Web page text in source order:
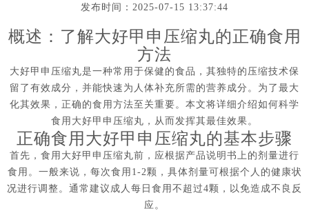
发布时间：2025-07-15 13:37:44
概述：了解大好甲申压缩丸的正确食用
方法
大好甲申压缩丸是一种常用于保健的食品，其独特的压缩技术保
留了有效成分，并能快速为人体补充所需的营养成分。为了最大
化其效果，正确的食用方法至关重要。本文将详细介绍如何科学
食用大好甲申压缩丸，从而发挥其最佳效果。
正确食用大好甲申压缩丸的基本步骤
首先，食用大好甲申压缩丸前，应根据产品说明书上的剂量进行
食用。一般来说，每次食用1-2颗，具体剂量可根据个人的健康状
况进行调整。通常建议成人每日食用不超过4颗，以免造成不良反
应。